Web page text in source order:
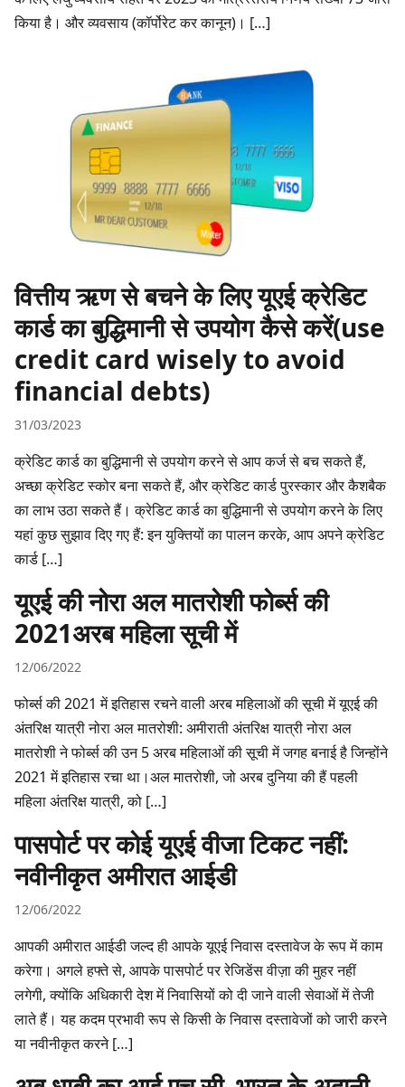
किया है। और व्यवसाय (कॉर्पोरेट कर कानून)। […]
वित्तीय ऋण से बचने के लिए यूएई क्रेडिट
कार्ड का बुद्धिमानी से उपयोग कैसे करें(use
credit card wisely to avoid
financial debts)
31/03/2023
क्रेडिट कार्ड का बुद्धिमानी से उपयोग करने से आप कर्ज से बच सकते हैं,
अच्छा क्रेडिट स्कोर बना सकते हैं, और क्रेडिट कार्ड पुरस्कार और कैशबैक
का लाभ उठा सकते हैं। क्रेडिट कार्ड का बुद्धिमानी से उपयोग करने के लिए
यहां कुछ सुझाव दिए गए हैं: इन युक्तियों का पालन करके, आप अपने क्रेडिट
कार्ड […]
यूएई की नोरा अल मातरोशी फोर्ब्स की
2021अरब महिला सूची में
12/06/2022
फोर्ब्स की 2021 में इतिहास रचने वाली अरब महिलाओं की सूची में यूएई की
अंतरिक्ष यात्री नोरा अल मातरोशी: अमीराती अंतरिक्ष यात्री नोरा अल
मातरोशी ने फोर्ब्स की उन 5 अरब महिलाओं की सूची में जगह बनाई है जिन्होंने
2021 में इतिहास रचा था।अल मातरोशी, जो अरब दुनिया की हैं पहली
महिला अंतरिक्ष यात्री, को […]
पासपोर्ट पर कोई यूएई वीजा टिकट नहीं:
नवीनीकृत अमीरात आईडी
12/06/2022
आपकी अमीरात आईडी जल्द ही आपके यूएई निवास दस्तावेज के रूप में काम
करेगा। अगले हफ्ते से, आपके पासपोर्ट पर रेजिडेंस वीज़ा की मुहर नहीं
लगेगी, क्योंकि अधिकारी देश में निवासियों को दी जाने वाली सेवाओं में तेजी
लाते हैं। यह कदम प्रभावी रूप से किसी के निवास दस्तावेजों को जारी करने
या नवीनीकृत करने […]